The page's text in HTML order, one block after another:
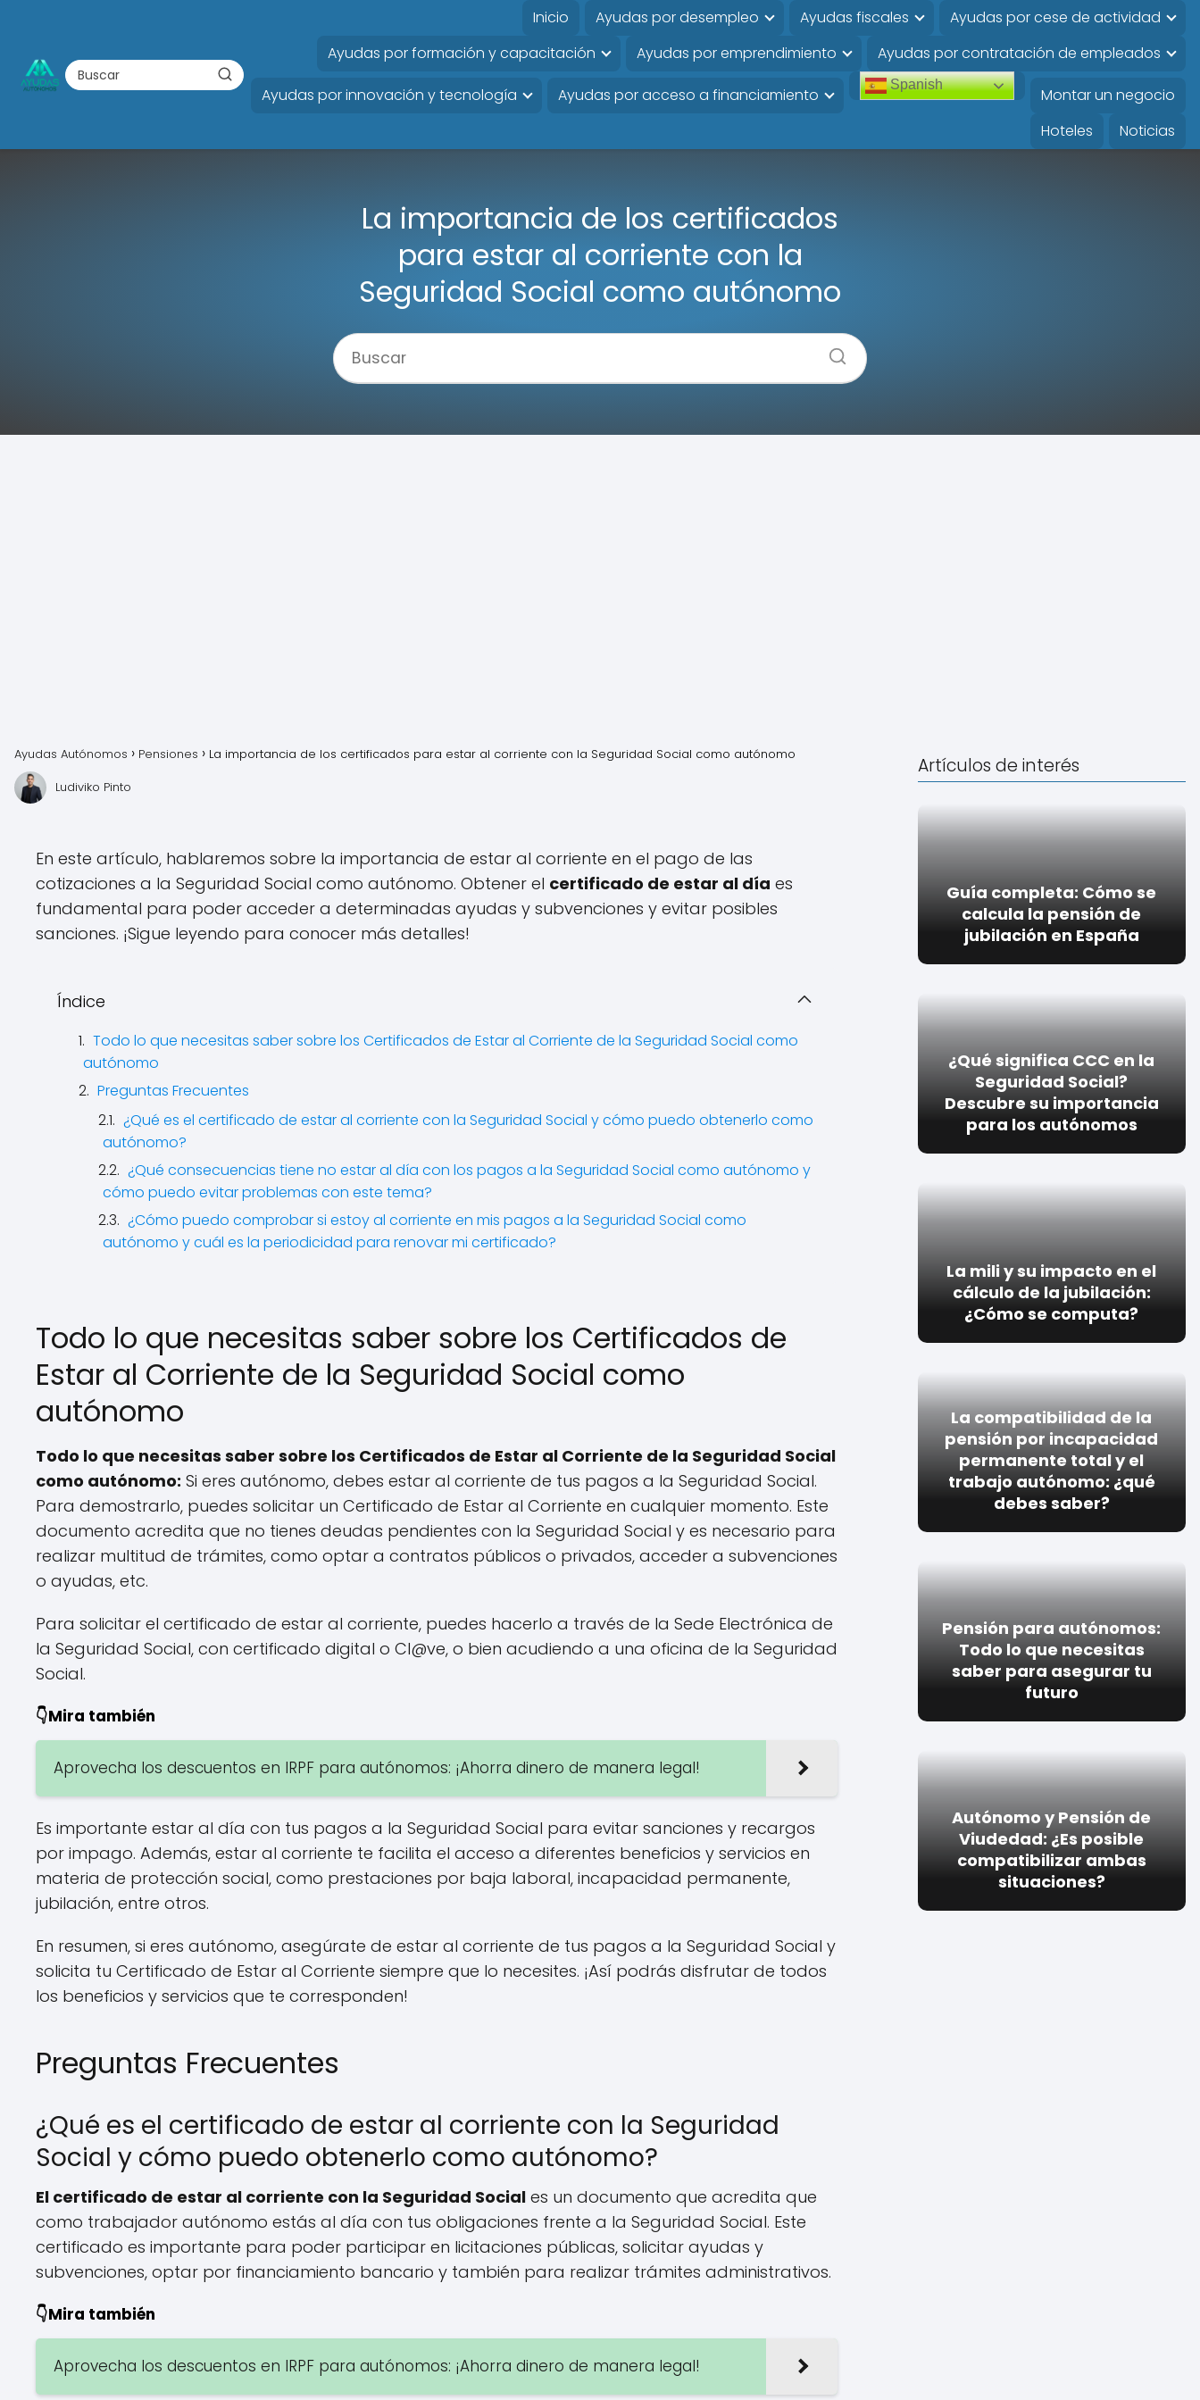
Inicio Ayudas por desempleo Ayudas fiscales
Ayudas por cese de actividad
Ayudas por formación y capacitación
Ayudas por emprendimiento Ayudas por contratación de empleados
Ayudas por innovación y tecnología Ayudas por acceso a financiamiento
Spanish
Montar un negocio
Hoteles
Noticias
La importancia de los certificados
para estar al corriente con la
Seguridad Social como autónomo
Ayudas Autónomos Pensiones
La importancia de los certificados para estar al corriente con la Seguridad Social como autónomo
Ludiviko Pinto
En este artículo, hablaremos sobre la importancia de estar al corriente en el pago de las
cotizaciones a la Seguridad Social como autónomo. Obtener el certificado de estar al día es
fundamental para poder acceder a determinadas ayudas y subvenciones y evitar posibles
sanciones. ¡Sigue leyendo para conocer más detalles!
Índice
Todo lo que necesitas saber sobre los Certificados de Estar al Corriente de la Seguridad Social como
autónomo
Preguntas Frecuentes
¿Qué es el certificado de estar al corriente con la Seguridad Social y cómo puedo obtenerlo como
autónomo?
¿Qué consecuencias tiene no estar al día con los pagos a la Seguridad Social como autónomo y
cómo puedo evitar problemas con este tema?
¿Cómo puedo comprobar si estoy al corriente en mis pagos a la Seguridad Social como
autónomo y cuál es la periodicidad para renovar mi certificado?
Todo lo que necesitas saber sobre los Certificados de
Estar al Corriente de la Seguridad Social como
autónomo
Todo lo que necesitas saber sobre los Certificados de Estar al Corriente de la Seguridad Social
como autónomo: Si eres autónomo, debes estar al corriente de tus pagos a la Seguridad Social.
Para demostrarlo, puedes solicitar un Certificado de Estar al Corriente en cualquier momento. Este
documento acredita que no tienes deudas pendientes con la Seguridad Social y es necesario para
realizar multitud de trámites, como optar a contratos públicos o privados, acceder a subvenciones
o ayudas, etc.
Para solicitar el certificado de estar al corriente, puedes hacerlo a través de la Sede Electrónica de
la Seguridad Social, con certificado digital o Cl@ve, o bien acudiendo a una oficina de la Seguridad
Social.
👇Mira también
Aprovecha los descuentos en IRPF para autónomos: ¡Ahorra dinero de manera legal!
Es importante estar al día con tus pagos a la Seguridad Social para evitar sanciones y recargos
por impago. Además, estar al corriente te facilita el acceso a diferentes beneficios y servicios en
materia de protección social, como prestaciones por baja laboral, incapacidad permanente,
jubilación, entre otros.
En resumen, si eres autónomo, asegúrate de estar al corriente de tus pagos a la Seguridad Social y
solicita tu Certificado de Estar al Corriente siempre que lo necesites. ¡Así podrás disfrutar de todos
los beneficios y servicios que te corresponden!
Preguntas Frecuentes
¿Qué es el certificado de estar al corriente con la Seguridad
Social y cómo puedo obtenerlo como autónomo?
El certificado de estar al corriente con la Seguridad Social es un documento que acredita que
como trabajador autónomo estás al día con tus obligaciones frente a la Seguridad Social. Este
certificado es importante para poder participar en licitaciones públicas, solicitar ayudas y
subvenciones, optar por financiamiento bancario y también para realizar trámites administrativos.
👇Mira también
Aprovecha los descuentos en IRPF para autónomos: ¡Ahorra dinero de manera legal!
Artículos de interés
Guía completa: Cómo se
calcula la pensión de
jubilación en España
¿Qué significa CCC en la
Seguridad Social?
Descubre su importancia
para los autónomos
La mili y su impacto en el
cálculo de la jubilación:
¿Cómo se computa?
La compatibilidad de la
pensión por incapacidad
permanente total y el
trabajo autónomo: ¿qué
debes saber?
Pensión para autónomos:
Todo lo que necesitas
saber para asegurar tu
futuro
Autónomo y Pensión de
Viudedad: ¿Es posible
compatibilizar ambas
situaciones?